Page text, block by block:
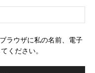
ー
ェ
ラウザに私の名前、電子
ください。